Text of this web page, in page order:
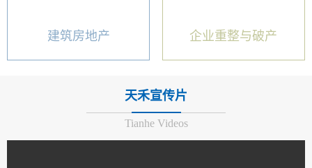
建筑房地产 企业重整与破产
天禾宣传片
Tianhe Videos